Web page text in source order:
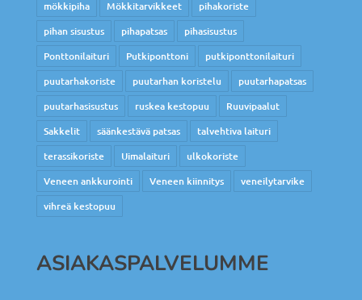
mökkipiha
Mökkitarvikkeet
pihakoriste
pihan sisustus
pihapatsas
pihasisustus
Ponttonilaituri
Putkiponttoni
putkiponttonilaituri
puutarhakoriste
puutarhan koristelu
puutarhapatsas
puutarhasisustus
ruskea kestopuu
Ruuvipaalut
Sakkelit
säänkestävä patsas
talvehtiva laituri
terassikoriste
Uimalaituri
ulkokoriste
Veneen ankkurointi
Veneen kiinnitys
veneilytarvike
vihreä kestopuu
ASIAKASPALVELUMME